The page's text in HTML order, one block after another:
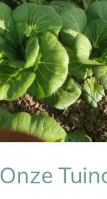
Onze